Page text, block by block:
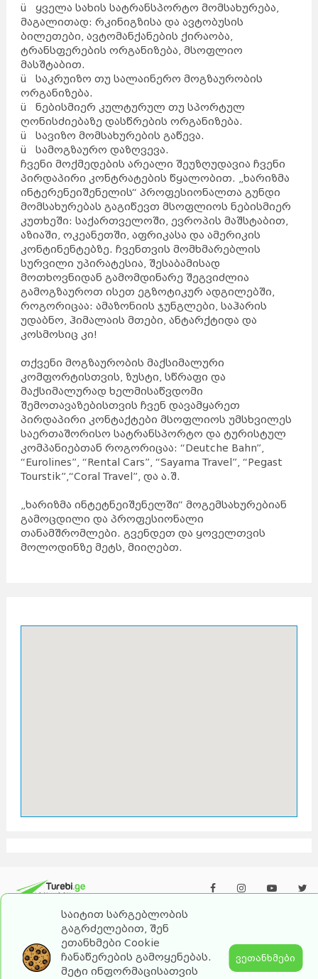
ü ყველა სახის სატრანსპორტო მომსახურება,
მაგალითად: რკინიგზისა და ავტობუსის
ბილეთები, ავტომანქანების ქირაობა,
ტრანსფერების ორგანიზება, მსოფლიო
მასშტაბით.
ü საკრუიზო თუ სალაინერო მოგზაურობის
ორგანიზება.
ü ნებისმიერ კულტურულ თუ სპორტულ
ღონისძიებაზე დასწრების ორგანიზება.
ü სავიზო მომსახურების გაწევა.
ü სამოგზაურო დაზღვევა.
ჩვენი მოქმედების არეალი შეუზღუდავია ჩვენი
პირდაპირი კონტრატების წყალობით. „ხარიზმა
ინტერენეიშენელის“ პროფესიონალთა გუნდი
მომსახურებას გაგიწევთ მსოფლიოს ნებისმიერ
კუთხეში: საქართველოში, ევროპის მაშსტაბით,
აზიაში, ოკეანეთში, აფრიკასა და ამერიკის
კონტინენტებზე. ჩვენთვის მომხმარებლის
სურვილი უპირატესია, შესაბამისად
მოთხოვნიდან გამომდინარე შეგვიძლია
გამოგზაუროთ ისეთ ეგზოტიკურ ადგილებში,
როგორიცაა: ამაზონიის ჯუნგლები, საჰარის
უდაბნო, ჰიმალაის მთები, ანტარქტიდა და
კოსმოსიც კი!
თქვენი მოგზაურობის მაქსიმალური
კომფორტისთვის, ზუსტი, სწრაფი და
მაქსიმალურად ხელმისაწვდომი
შემოთავაზებისთვის ჩვენ დავამყარეთ
პირდაპირი კონტაქტები მსოფლიოს უმსხვილეს
საერთაშორისო სატრანსპორტო და ტურისტულ
კომპანიებთან როგორიცაა: “Deutche Bahn”,
“Eurolines”, “Rental Cars”, “Sayama Travel”, “Pegast
Tourstik”,“Coral Travel”, და ა.შ.
„ხარიზმა ინტეტნეიშენელში“ მოგემსახურებიან
გამოცდილი და პროფესიონალი
თანამშრომლები. გვენდეთ და ყოველთვის
მოლოდინზე მეტს, მიიღებთ.
2026 turebi.ge. All Rights Reserved.
საიტით სარგებლობის
გაგრძელებით, შენ
ეთანხმები Cookie
ჩანაწერების გამოყენებას.
მეტი ინფორმაცისათვის
ვეთანხმები